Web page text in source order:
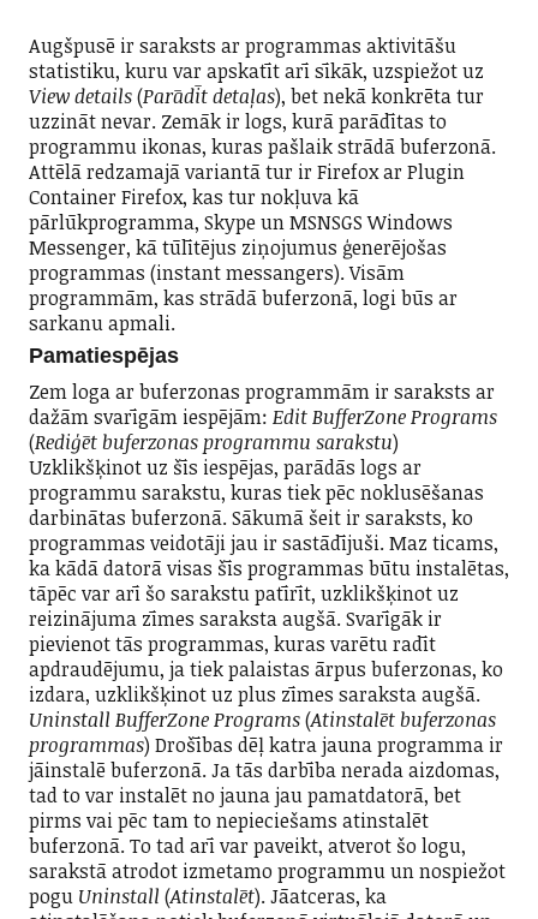
Augšpusē ir saraksts ar programmas aktivitāšu
statistiku, kuru var apskatīt arī sīkāk, uzspiežot uz
View details(Parādīt detaļas), bet nekā konkrēta tur
uzzināt nevar. Zemāk ir logs, kurā parādītas to
programmu ikonas, kuras pašlaik strādā buferzonā.
Attēlā redzamajā variantā tur ir Firefox ar Plugin
Container Firefox, kas tur nokļuva kā
pārlūkprogramma, Skype un MSNSGS Windows
Messenger, kā tūlītējus ziņojumus ģenerējošas
programmas (instant messangers). Visām
programmām, kas strādā buferzonā, logi būs ar
sarkanu apmali.
Pamatiespējas
Zem loga ar buferzonas programmām ir saraksts ar
dažām svarīgām iespējām: Edit BufferZone Programs
(Rediģēt buferzonas programmu sarakstu)
Uzklikšķinot uz šīs iespējas, parādās logs ar
programmu sarakstu, kuras tiek pēc noklusēšanas
darbinātas buferzonā. Sākumā šeit ir saraksts, ko
programmas veidotāji jau ir sastādījuši. Maz ticams,
ka kādā datorā visas šīs programmas būtu instalētas,
tāpēc var arī šo sarakstu patīrīt, uzklikšķinot uz
reizinājuma zīmes saraksta augšā. Svarīgāk ir
pievienot tās programmas, kuras varētu radīt
apdraudējumu, ja tiek palaistas ārpus buferzonas, ko
izdara, uzklikšķinot uz plus zīmes saraksta augšā.
Uninstall BufferZone Programs(Atinstalēt buferzonas
programmas) Drošības dēļ katra jauna programma ir
jāinstalē buferzonā. Ja tās darbība nerada aizdomas,
tad to var instalēt no jauna jau pamatdatorā, bet
pirms vai pēc tam to nepieciešams atinstalēt
buferzonā. To tad arī var paveikt, atverot šo logu,
sarakstā atrodot izmetamo programmu un nospiežot
pogu Uninstall (Atinstalēt). Jāatceras, ka